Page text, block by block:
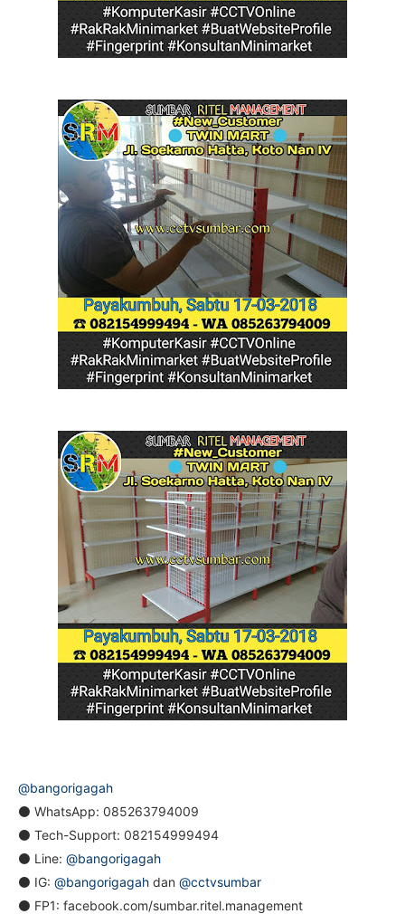
@bangorigagah
⚫ WhatsApp: 085263794009
⚫ Tech-Support: 082154999494
⚫ Line: @bangorigagah
⚫ IG: @bangorigagah dan @cctvsumbar
⚫ FP1: facebook.com/sumbar.ritel.management